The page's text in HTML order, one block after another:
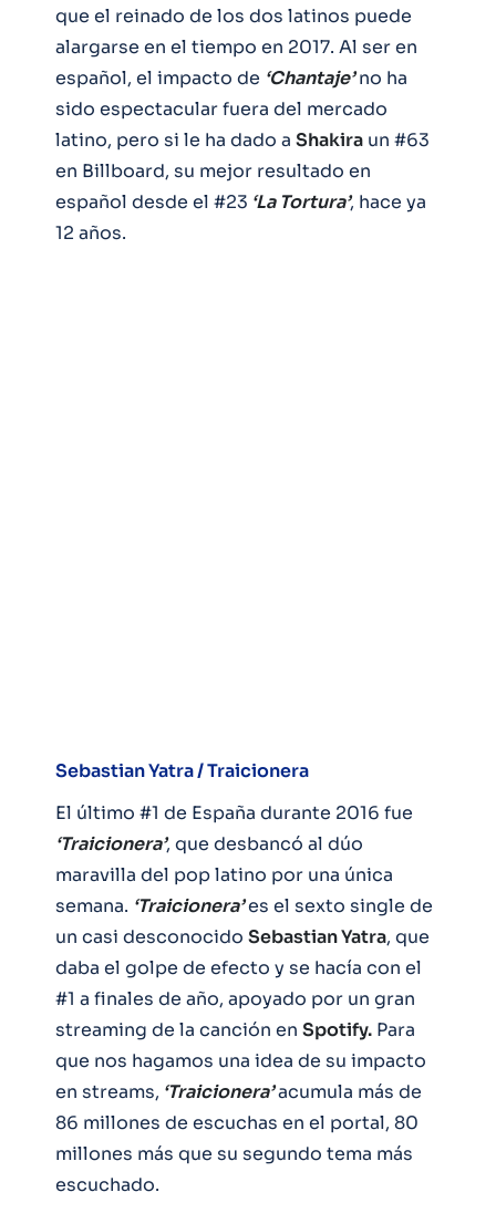
que el reinado de los dos latinos puede
alargarse en el tiempo en 2017. Al ser en
español, el impacto de ‘Chantaje’ no ha
sido espectacular fuera del mercado
latino, pero si le ha dado a Shakira un #63
en Billboard, su mejor resultado en
español desde el #23 ‘La Tortura’, hace ya
12 años.
Sebastian Yatra / Traicionera
El último #1 de España durante 2016 fue
‘Traicionera’, que desbancó al dúo
maravilla del pop latino por una única
semana. ‘Traicionera’es el sexto single de
un casi desconocido Sebastian Yatra, que
daba el golpe de efecto y se hacía con el
#1 a finales de año, apoyado por un gran
streaming de la canción en Spotify. Para
que nos hagamos una idea de su impacto
en streams, ‘Traicionera’acumula más de
86 millones de escuchas en el portal, 80
millones más que su segundo tema más
escuchado.